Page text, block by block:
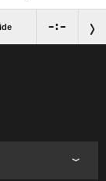
: